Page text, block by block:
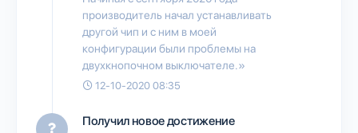
производитель начал устанавливать
другой чип и с ним в моей
конфигурации были проблемы на
двухкнопочном выключателе.»
12-10-2020 08:35
Получил новое достижение